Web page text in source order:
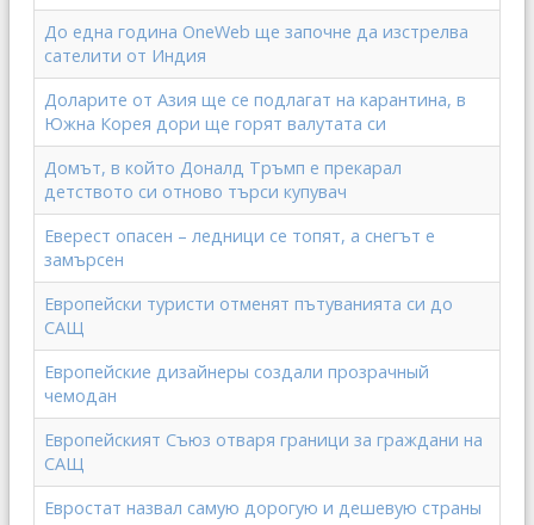
До една година OneWeb ще започне да изстрелва
сателити от Индия
Доларите от Азия ще се подлагат на карантина, в
Южна Корея дори ще горят валутата си
Домът, в който Доналд Тръмп е прекарал
детството си отново търси купувач
Еверест опасен – ледници се топят, а снегът е
замърсен
Европейски туристи отменят пътуванията си до
САЩ
Европейские дизайнеры создали прозрачный
чемодан
Европейският Съюз отваря граници за граждани на
САЩ
Евростат назвал самую дорогую и дешевую страны